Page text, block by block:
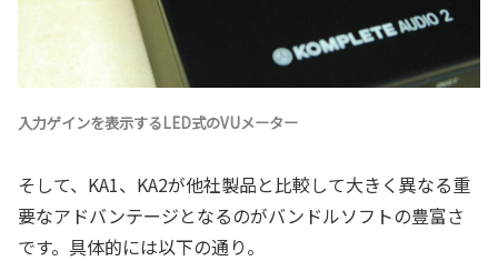
入力ゲインを表示するLED式のVUメーター
そして、KA1、KA2が他社製品と比較して大きく異なる重
要なアドバンテージとなるのがバンドルソフトの豊富さ
です。具体的には以下の通り。